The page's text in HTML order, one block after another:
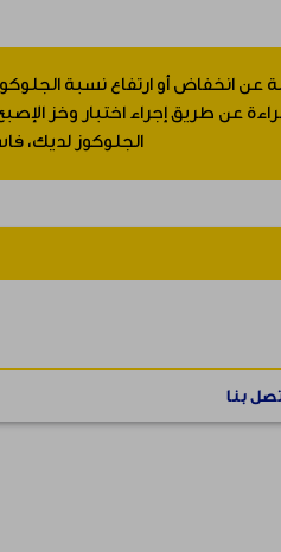
عن انخفاض أو ارتفاع نسبة
عن طريق إجراء اختبار وخز
الجلوكوز لديك،
بنا